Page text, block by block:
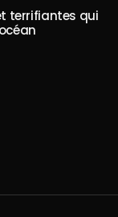
terrifiantes qui